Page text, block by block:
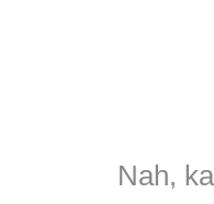
Nah,